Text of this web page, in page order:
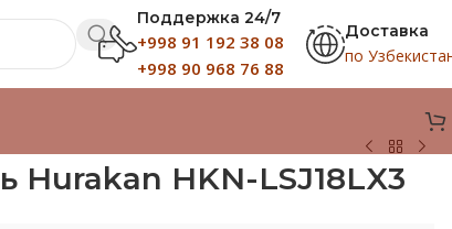
Поддержка 24/7
+998 91 192 38 08
+998 90 968 76 88
Доставка
по
Hurakan HKN-LSJ18LX3